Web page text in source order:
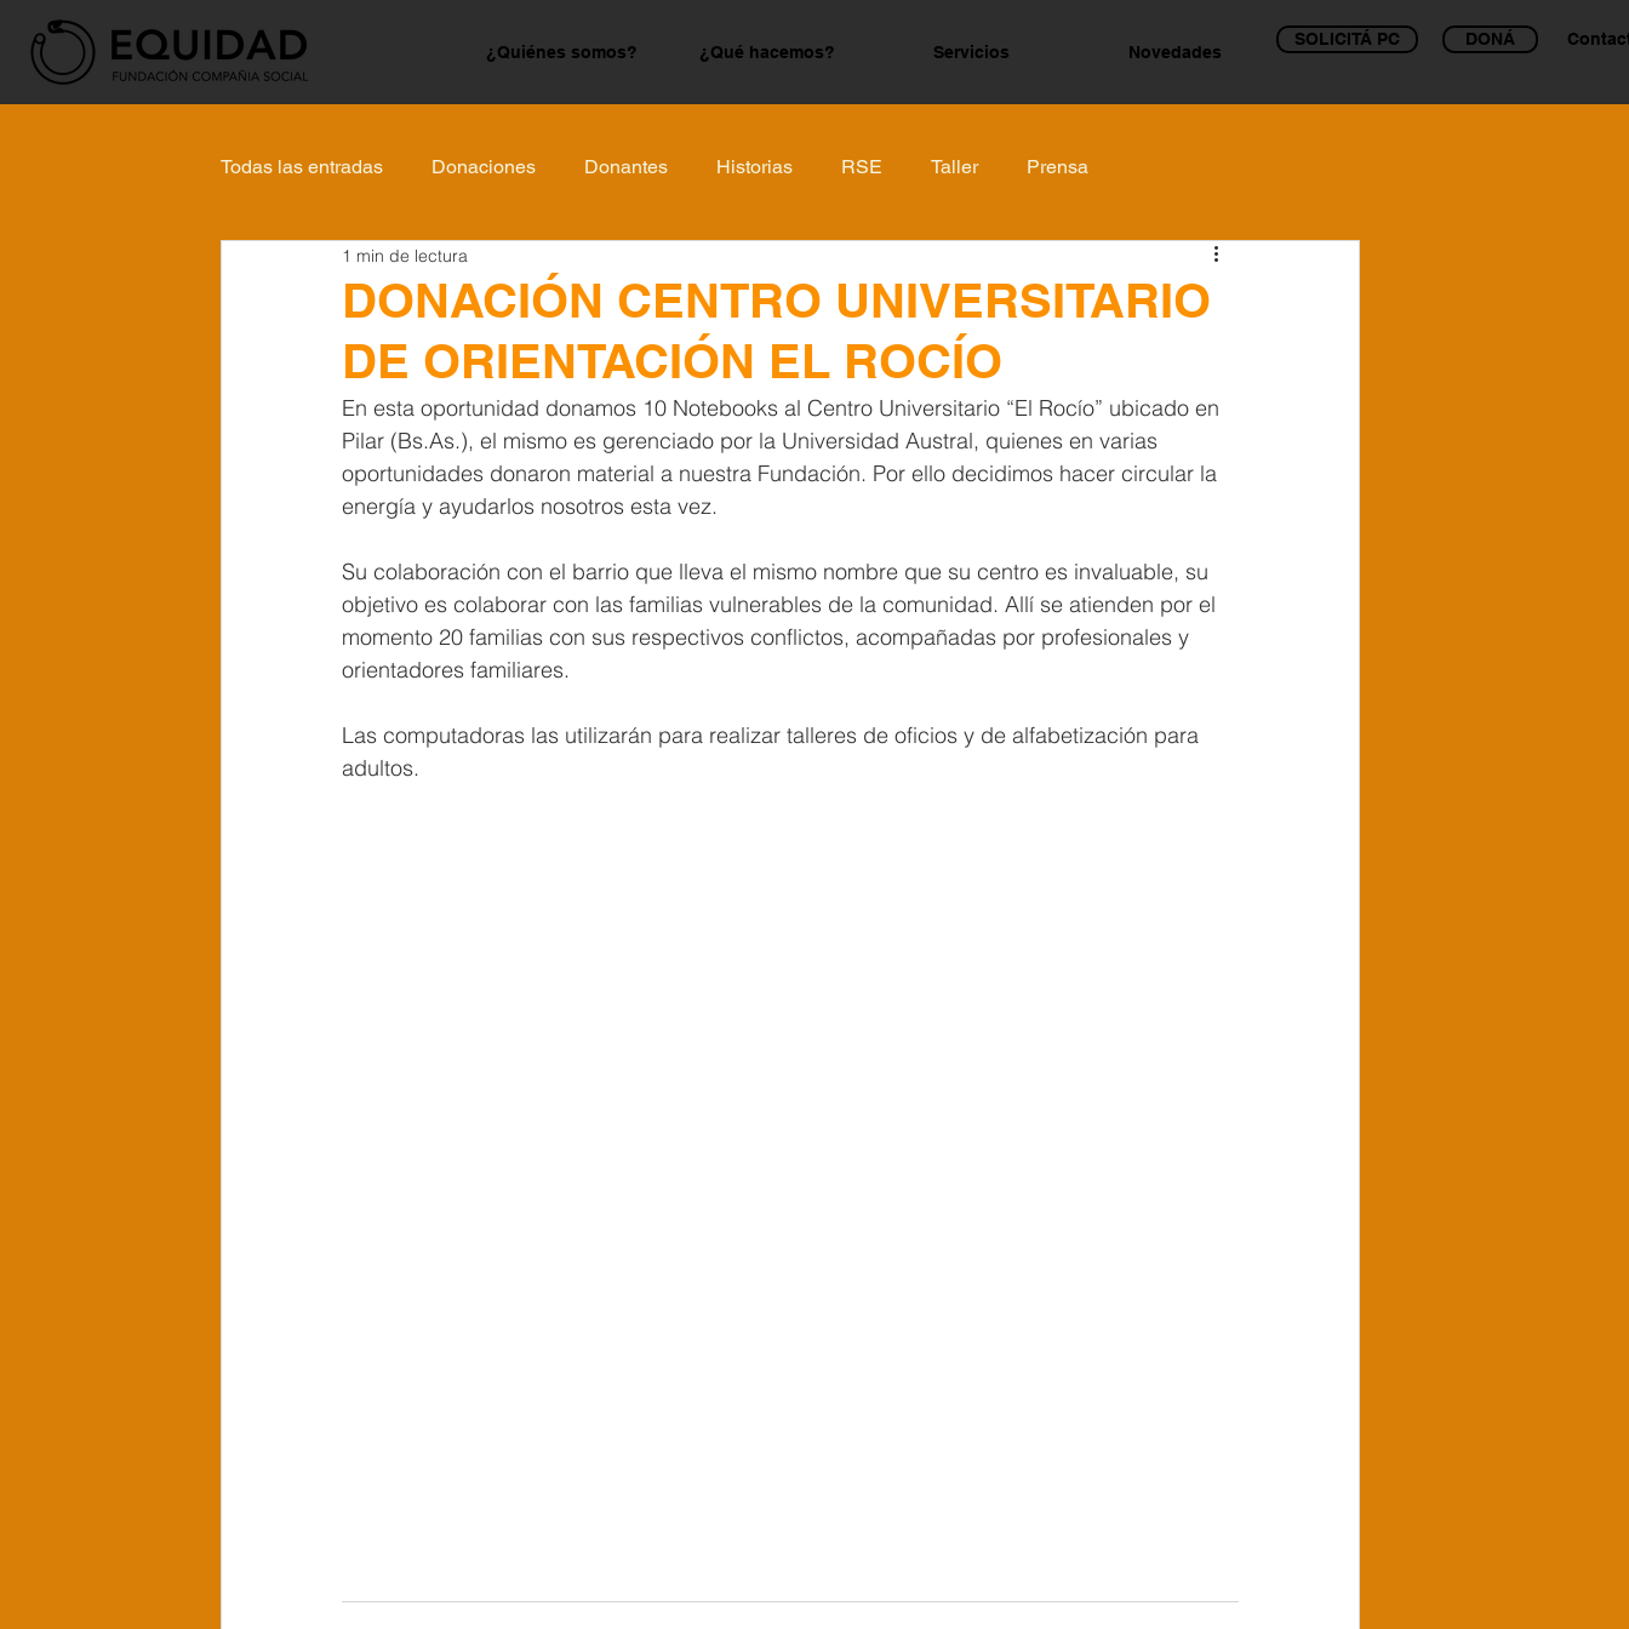
¿Quiénes somos? ¿Qué hacemos? Servicios Novedades
SOLICITÁ PC DONÁ
Todas las entradas Donaciones Donantes Historias RSE Taller Prensa
DONACIÓN CENTRO UNIVERSITARIO
DE ORIENTACIÓN EL ROCÍO
1 min de lectura
En esta oportunidad donamos 10 Notebooks al Centro Universitario “El Rocío” ubicado en
Pilar (Bs.As.), el mismo es gerenciado por la Universidad Austral, quienes en varias
oportunidades donaron material a nuestra Fundación. Por ello decidimos hacer circular la
energía y ayudarlos nosotros esta vez.
Su colaboración con el barrio que lleva el mismo nombre que su centro es invaluable, su
objetivo es colaborar con las familias vulnerables de la comunidad. Allí se atienden por el
momento 20 familias con sus respectivos conflictos, acompañadas por profesionales y
orientadores familiares.
Las computadoras las utilizarán para realizar talleres de oficios y de alfabetización para
adultos.